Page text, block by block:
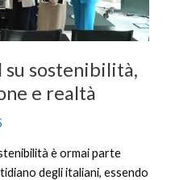
sostenibilità,
e realtà
è ormai parte
degli italiani, essendo